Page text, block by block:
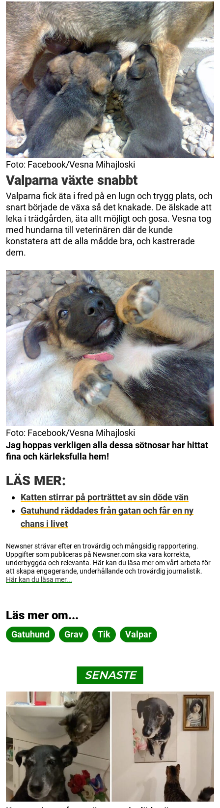
Foto: Facebook/Vesna Mihajloski
Valparna växte snabbt
Valparna fick äta i fred på en lugn och trygg plats, och
snart började de växa så det knakade. De älskade att
leka i trädgården, äta allt möjligt och gosa. Vesna tog
med hundarna till veterinären där de kunde
konstatera att de alla mådde bra, och kastrerade
dem.
Foto: Facebook/Vesna Mihajloski
Jag hoppas verkligen alla dessa sötnosar har hittat
fina och kärleksfulla hem!
LÄS MER:
Katten stirrar på porträttet av sin döde vän
Gatuhund räddades från gatan och får en ny
chans i livet
Newsner strävar efter en trovärdig och mångsidig rapportering.
Uppgifter som publiceras på Newsner.com ska vara korrekta,
underbyggda och relevanta. Här kan du läsa mer om vårt arbeta för
att skapa engagerande, underhållande och trovärdig journalistik.
Här kan du läsa mer...
Läs mer om...
Gatuhund Grav Tik Valpar
SENASTE